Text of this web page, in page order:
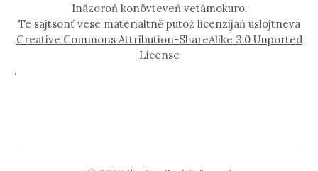
Inäzoroń konövteveń vetämokuro.
Te sajtsonť vese materialtně putoź licenzijań uslojtneva
Creative Commons Attribution-ShareAlike 3.0 Unported
License
.